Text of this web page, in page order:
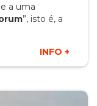
a uma
”, isto é, a
INFO +